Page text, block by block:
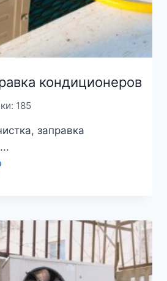
кондиционеров
185
заправка